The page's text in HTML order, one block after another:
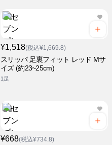
¥1,518(税込¥1,669.8)
スリッパ 足裏フィット レッド Mサ
イズ (約23~25cm)
1足
¥668(税込¥734.8)